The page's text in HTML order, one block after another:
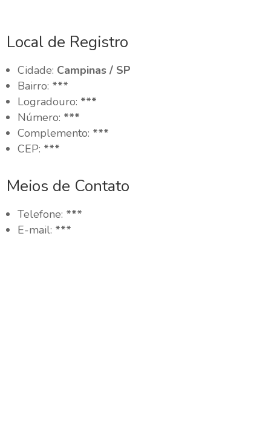
Local de Registro
Cidade: Campinas / SP
Bairro: ***
Logradouro: ***
Número: ***
Complemento: ***
CEP: ***
Meios de Contato
Telefone: ***
E-mail: ***